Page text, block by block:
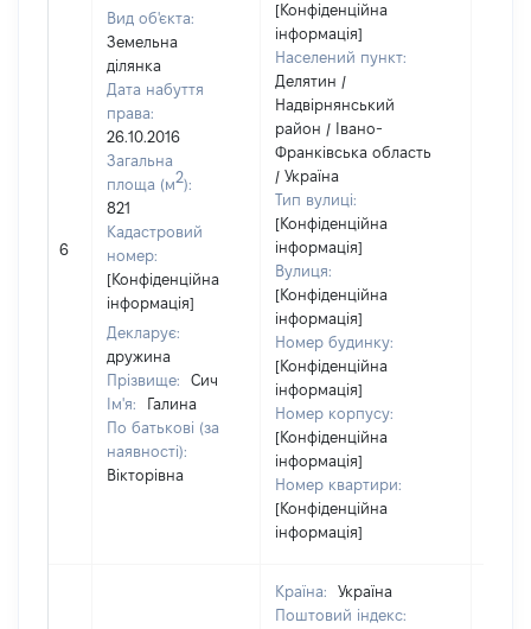
6
Вид об'єкта:
Земельна
ділянка
Дата набуття
права:
26.10.2016
Загальна
площа (м2):
821
Кадастровий
номер:
[Конфіденційна
інформація]
Декларує:
дружина
Прізвище:
Сич
Ім'я:
Галина
По батькові (за
наявності):
Вікторівна
[Конфіденційна
інформація]
Населений пункт:
Делятин /
Надвірнянський
район / Івано-
Франківська область
/ Україна
Тип вулиці:
[Конфіденційна
інформація]
Вулиця:
[Конфіденційна
інформація]
Номер будинку:
[Конфіденційна
інформація]
Номер корпусу:
[Конфіденційна
інформація]
Номер квартири:
[Конфіденційна
інформація]
Країна:
Україна
Поштовий індекс: